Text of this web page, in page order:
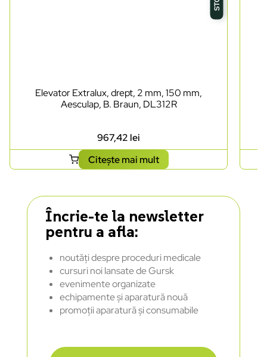
Elevator Extralux, drept, 2 mm, 150 mm,
Aesculap, B. Braun, DL312R
967,42 lei
Citește mai mult
Încrie-te la newsletter
pentru a afla:
noutăți despre proceduri medicale
cursuri noi lansate de Gursk
evenimente organizate
echipamente și aparatură nouă
promoții aparatură și consumabile